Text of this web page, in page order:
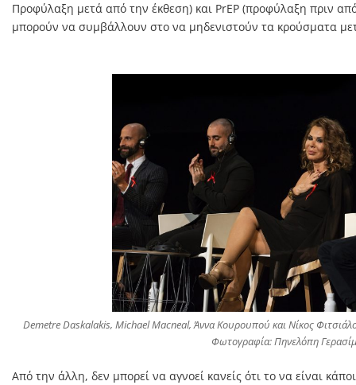
Προφύλαξη μετά από την έκθεση) και PrEP (προφύλαξη πριν
μπορούν να συμβάλλουν στο να μηδενιστούν τα κρούσματα
Demetre Daskalakis, Michael Macneal, Άννα Κουρουπού και Νίκος
Φωτογραφία: Πηνελόπη
Από την άλλη, δεν μπορεί να αγνοεί κανείς ότι το να είναι